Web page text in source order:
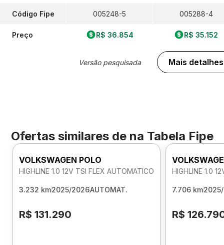
Código Fipe
Preço
005248-5
R$ 36.854
Versão pesquisada
005288-4
R$ 35.152
Mais detalhes
Ofertas similares de na Tabela Fipe
VOLKSWAGEN POLO
HIGHLINE 1.0 12V TSI FLEX AUTOMATICO
3.232 km2025/2026AUTOMAT.
R$ 131.290
HIGHLINE 1.0
7.706 km
R$